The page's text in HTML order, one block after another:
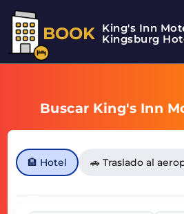
BOOK King's Inn
Kingsburg
Buscar King's Inn
🏨 Hotel 🚗 Traslado al